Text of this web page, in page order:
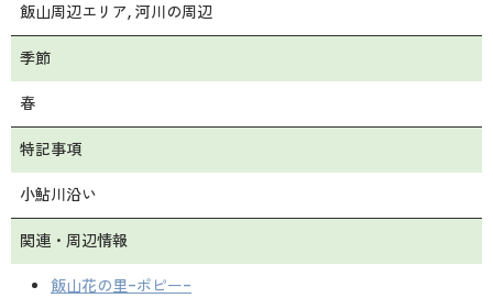
飯山周辺エリア 河川の周辺
季節
春
特記事項
小鮎川沿い
関連・周辺情報
飯山花の里-ポピー-